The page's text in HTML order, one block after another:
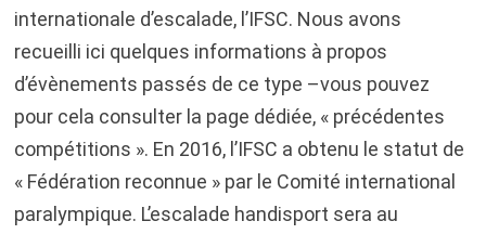
internationale d’escalade, l’IFSC. Nous avons
recueilli ici quelques informations à propos
d’évènements passés de ce type –vous pouvez
pour cela consulter la page dédiée, « précédentes
compétitions ». En 2016, l’IFSC a obtenu le statut de
« Fédération reconnue » par le Comité international
paralympique. L’escalade handisport sera au